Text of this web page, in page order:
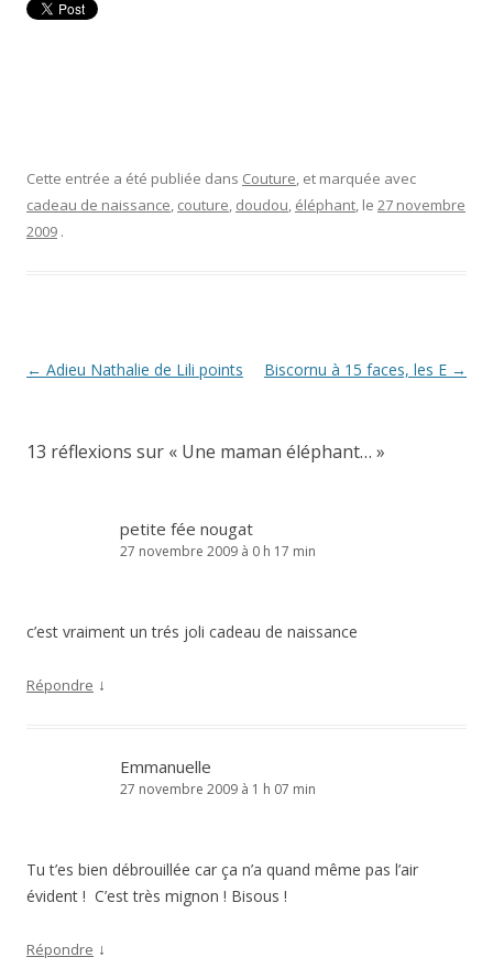
Cette entrée a été publiée dans Couture, et marquée avec
cadeau de naissance, couture, doudou, éléphant, le 27 novembre
2009 .
Navigation
← Adieu Nathalie de Lili points Biscornu à 15 faces, les E →
13 réflexions sur « Une maman éléphant… »
petite fée nougat
27 novembre 2009 à 0 h 17 min
c’est vraiment un trés joli cadeau de naissance
Répondre ↓
Emmanuelle
27 novembre 2009 à 1 h 07 min
Tu t’es bien débrouillée car ça n’a quand même pas l’air
évident ! C’est très mignon ! Bisous !
Répondre ↓